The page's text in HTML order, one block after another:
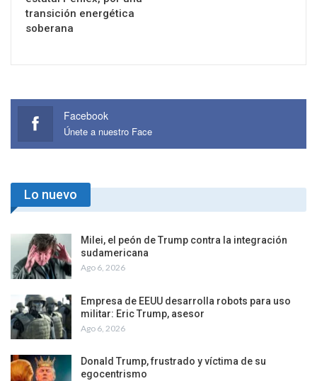
transición energética
soberana
Facebook
Únete a nuestro Face
Lo nuevo
Milei, el peón de Trump contra la integración
sudamericana
Ago 6, 2026
Empresa de EEUU desarrolla robots para uso
militar: Eric Trump, asesor
Ago 6, 2026
Donald Trump, frustrado y víctima de su
egocentrismo